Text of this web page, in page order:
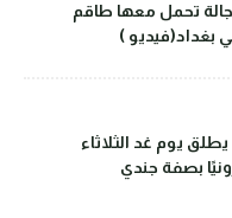
تحمل معها طاقم
بغداد(فيديو )
يوم غد الثلاثاء
بصفة جندي